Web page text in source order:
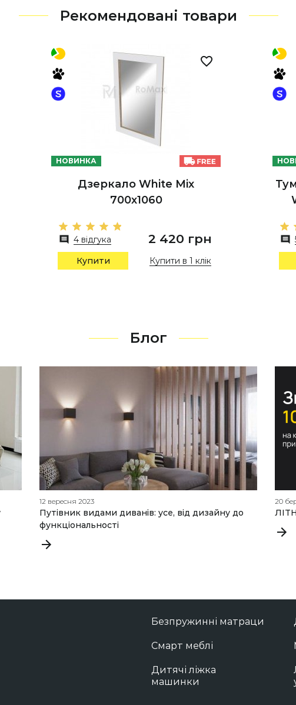
Рекомендовані товари
НОВИНКА
Дзеркало White Mix
700х1060
4 відгука 2 420 грн
Купити Купити в 1 клік
Блог
12 вересня 2023
Путівник видами диванів: усе, від дизайну до
функціональності
20
Безпружинні матраци
Смарт меблі
Дитячі ліжка
машинки